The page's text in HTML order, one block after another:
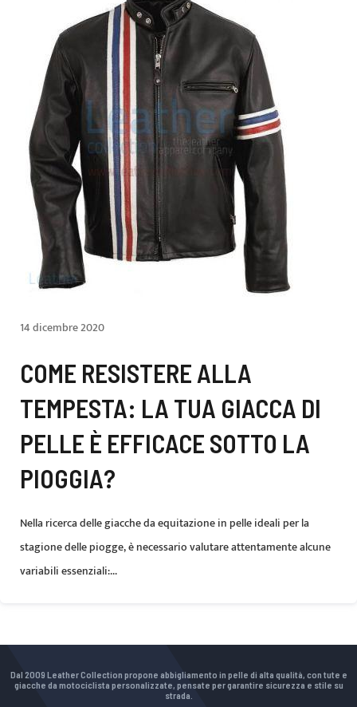
14 dicembre 2020
COME RESISTERE ALLA
TEMPESTA: LA TUA GIACCA DI
PELLE È EFFICACE SOTTO LA
PIOGGIA?
Nella ricerca delle giacche da equitazione in pelle ideali per la
stagione delle piogge, è necessario valutare attentamente alcune
variabili essenziali:...
Dal 2009 Leather Collection propone abbigliamento in pelle di alta qualità, con tute e
giacche da motociclista personalizzate, pensate per garantire sicurezza e stile su
strada.